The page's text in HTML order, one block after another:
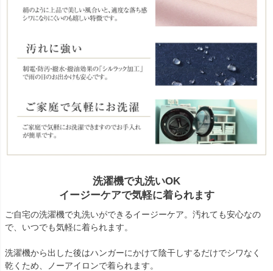
洗濯機で丸洗いOK
イージーケアで気軽に着られます
ご自宅の洗濯機で丸洗いができるイージーケア。汚れても安心なの
で、いつでも気軽に着られます。
洗濯機から出した後はハンガーにかけて陰干しするだけでシワなく
乾くため、ノーアイロンで着られます。